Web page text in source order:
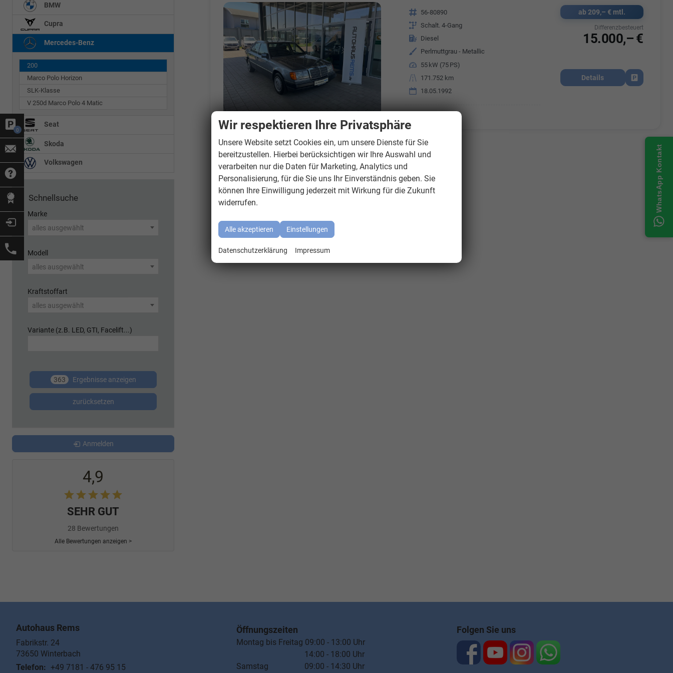
0
Fahrzeugnr. 56-80890
Getriebe Schalt. 4-Gang
Kraftstoff Diesel
Außenfarbe
Perlmuttgrau - Metallic
Leistung 55 kW (75 PS)
Kilometerstand
171.752 km
18.05.1992
ab 209,– € mtl.
15.000,– €
Differenzbesteuert
Details
Fahrzeug
BMW
Cupra
Mercedes-Benz
200
Marco Polo Horizon
SLK-Klasse
V 250d Marco Polo 4 Matic
Seat
Skoda
Volkswagen
Schnellsuche
Marke
alles ausgewählt
Modell
alles ausgewählt
Kraftstoffart
alles ausgewählt
Variante (z.B. LED, GTI, Facelift...)
363 Ergebnisse anzeigen
zurücksetzen
Anmelden
4,9
SEHR GUT
28 Bewertungen
Alle Bewertungen anzeigen >
Autohaus Rems
Fabrikstr. 24
73650 Winterbach
Telefon: +49 7181 - 476 95 15
Öffnungszeiten
Montag bis Freitag 09:00 - 13:00 Uhr
14:00 - 18:00 Uhr
Samstag 09:00 - 14:30 Uhr
Folgen Sie uns
WhatsApp Kontakt
Wir respektieren Ihre Privatsphäre
Unsere Website setzt Cookies ein, um unsere Dienste für Sie
bereitzustellen. Hierbei berücksichtigen wir Ihre Auswahl und
verarbeiten nur die Daten für Marketing, Analytics und
Personalisierung, für die Sie uns Ihr Einverständnis geben. Sie
können Ihre Einwilligung jederzeit mit Wirkung für die Zukunft
widerrufen.
Alle akzeptieren Einstellungen
Datenschutzerklärung Impressum